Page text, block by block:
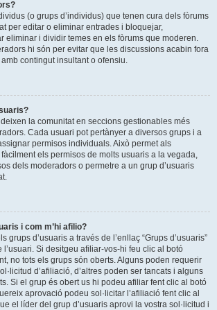
(o grups d’individus) que tenen cura dels fòrums
per editar o eliminar entrades i bloquejar,
eliminar i dividir temes en els fòrums que moderen.
hi són per evitar que les discussions acabin fora
contingut insultant o ofensiu.
la comunitat en seccions gestionables més
Cada usuari pot pertànyer a diversos grups i a
permisos individuals. Això permet als
els permisos de molts usuaris a la vegada,
dels moderadors o permetre a un grup d’usuaris
i com m’hi afilio?
grups d’usuaris a través de l’enllaç “Grups d’usuaris”
l’usuari. Si desitgeu afiliar-vos-hi feu clic al botó
no tots els grups són oberts. Alguns poden requerir
d’afiliació, d’altres poden ser tancats i alguns
Si el grup és obert us hi podeu afiliar fent clic al botó
aprovació podeu sol·licitar l’afiliació fent clic al
el líder del grup d’usuaris aprovi la vostra sol·licitud i